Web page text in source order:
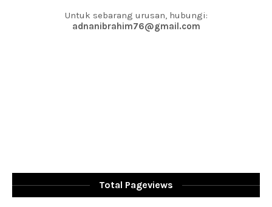
Untuk sebarang urusan, hubungi:
adnanibrahim76@gmail.com
Total Pageviews